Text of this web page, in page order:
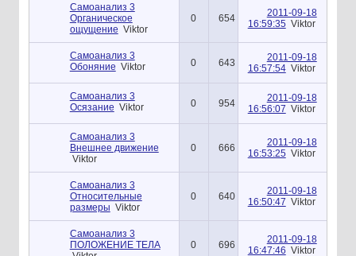
Самоанализ 3
Органическое
ощущение Viktor
0 654
2011-09-18
16:59:35 Viktor
Самоанализ 3
Обоняние Viktor 0 643
2011-09-18
16:57:54 Viktor
Самоанализ 3
Осязание Viktor 0 954
2011-09-18
16:56:07 Viktor
Самоанализ 3
Внешнее движение
Viktor
0 666
2011-09-18
16:53:25 Viktor
Самоанализ 3
Относительные
размеры Viktor
0 640
2011-09-18
16:50:47 Viktor
Самоанализ 3
ПОЛОЖЕНИЕ ТЕЛА
0 696
2011-09-18
16:47:46 Viktor